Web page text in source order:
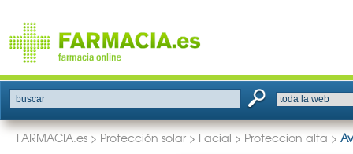
buscar
FARMACIA.es > Protección solar > Facial > Proteccion alta >